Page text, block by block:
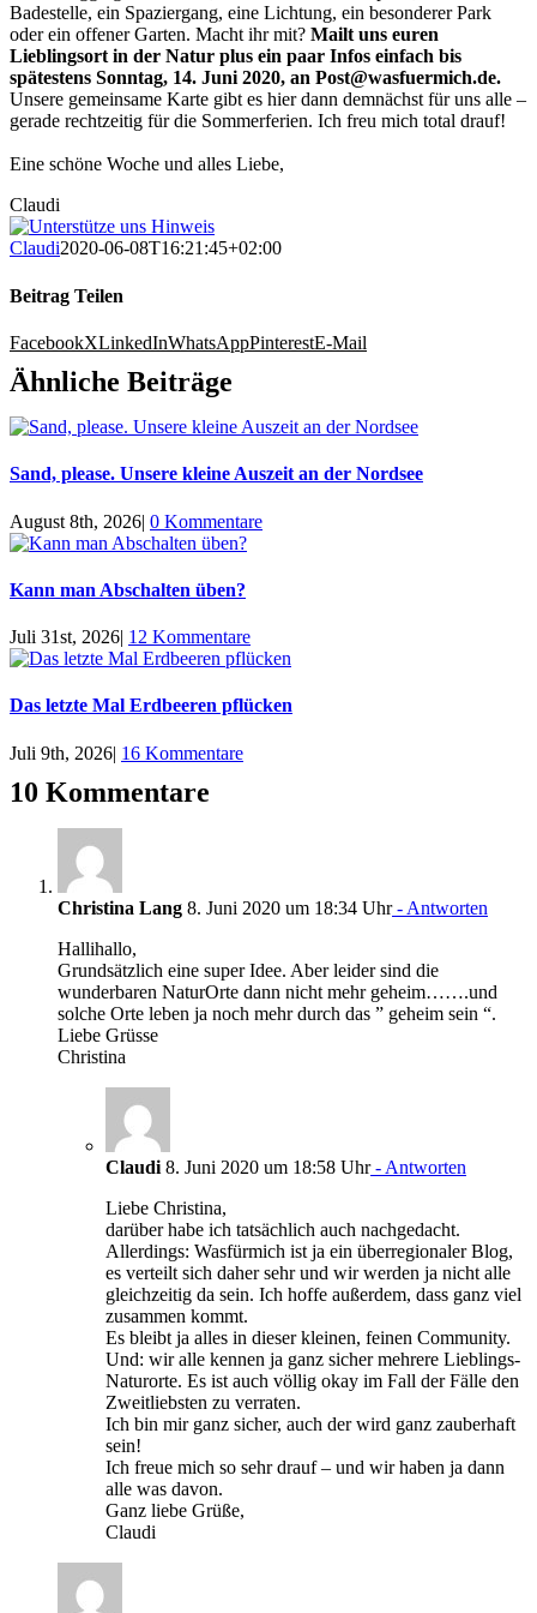
Badestelle, ein Spaziergang, eine Lichtung, ein besonderer Park
oder ein offener Garten. Macht ihr mit? Mailt uns euren
Lieblingsort in der Natur plus ein paar Infos einfach bis
spätestens Sonntag, 14. Juni 2020, an Post@wasfuermich.de.
Unsere gemeinsame Karte gibt es hier dann demnächst für uns alle –
gerade rechtzeitig für die Sommerferien. Ich freu mich total drauf!
Eine schöne Woche und alles Liebe,
Claudi
Claudi2020-06-08T16:21:45+02:00
Beitrag Teilen
FacebookXLinkedInWhatsAppPinterestE-Mail
Ähnliche Beiträge
Sand, please. Unsere kleine Auszeit an der Nordsee
August 8th, 2026| 0 Kommentare
Kann man Abschalten üben?
Juli 31st, 2026| 12 Kommentare
Das letzte Mal Erdbeeren pflücken
Juli 9th, 2026| 16 Kommentare
10 Kommentare
Christina Lang 8. Juni 2020 um 18:34 Uhr- Antworten
Hallihallo,
Grundsätzlich eine super Idee. Aber leider sind die
wunderbaren NaturOrte dann nicht mehr geheim…….und
solche Orte leben ja noch mehr durch das ” geheim sein “.
Liebe Grüsse
Christina
Claudi 8. Juni 2020 um 18:58 Uhr- Antworten
Liebe Christina,
darüber habe ich tatsächlich auch nachgedacht.
Allerdings: Wasfürmich ist ja ein überregionaler Blog,
es verteilt sich daher sehr und wir werden ja nicht alle
gleichzeitig da sein. Ich hoffe außerdem, dass ganz viel
zusammen kommt.
Es bleibt ja alles in dieser kleinen, feinen Community.
Und: wir alle kennen ja ganz sicher mehrere Lieblings-
Naturorte. Es ist auch völlig okay im Fall der Fälle den
Zweitliebsten zu verraten.
Ich bin mir ganz sicher, auch der wird ganz zauberhaft
sein!
Ich freue mich so sehr drauf – und wir haben ja dann
alle was davon.
Ganz liebe Grüße,
Claudi